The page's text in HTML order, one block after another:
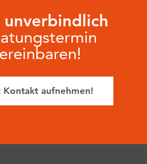
unverbindlich
Kontakt aufnehmen!